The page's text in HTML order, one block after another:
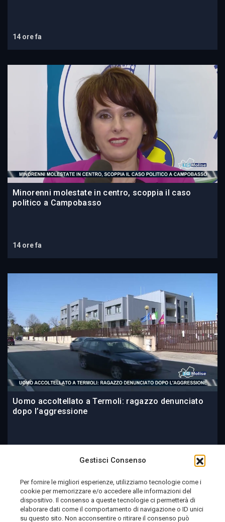
Gestisci Consenso
Per fornire le migliori esperienze, utilizziamo tecnologie come i
cookie per memorizzare e/o accedere alle informazioni del
dispositivo. Il consenso a queste tecnologie ci permetterà di
elaborare dati come il comportamento di navigazione o ID unici
su questo sito. Non acconsentire o ritirare il consenso può
14 ore fa
Minorenni molestate in centro, scoppia il caso
politico a Campobasso
14 ore fa
Uomo accoltellato a Termoli: ragazzo denunciato
dopo l’aggressione
Telemolise - reg. Tribunale di Campobasso n. 133 del
10/08/1982 - Direttore Responsabile:MANUELA